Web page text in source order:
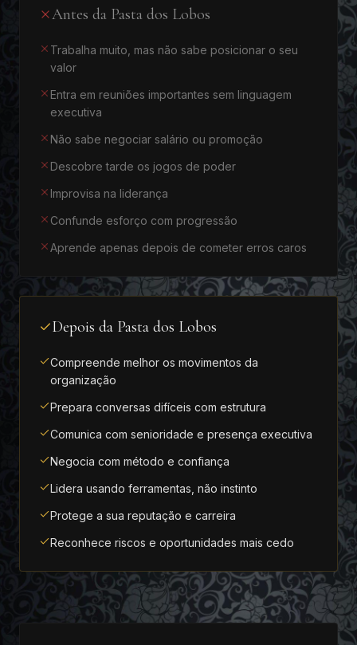
Antes da Pasta dos Lobos
Trabalha muito, mas não sabe posicionar o seu
valor
Entra em reuniões importantes sem linguagem
executiva
Não sabe negociar salário ou promoção
Descobre tarde os jogos de poder
Improvisa na liderança
Confunde esforço com progressão
Aprende apenas depois de cometer erros caros
Depois da Pasta dos Lobos
Compreende melhor os movimentos da
organização
Prepara conversas difíceis com estrutura
Comunica com senioridade e presença executiva
Negocia com método e confiança
Lidera usando ferramentas, não instinto
Protege a sua reputação e carreira
Reconhece riscos e oportunidades mais cedo